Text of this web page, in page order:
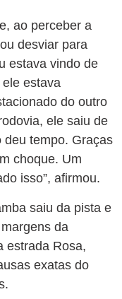
ao perceber a
desviar para
estava vindo de
estava
do outro
ele saiu de
deu tempo. Graças
choque. Um
isso”, afirmou.
saiu da pista e
da
estrada Rosa,
exatas do